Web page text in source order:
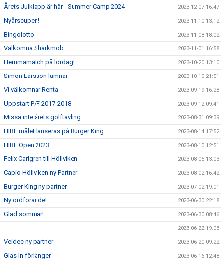
Årets Julklapp är här - Summer Camp 2024 2023-12-07 16:47
Nyårscupen! 2023-11-10 13:12
Bingolotto 2023-11-08 18:02
Välkomna Sharkmob 2023-11-01 16:58
Hemmamatch på lördag! 2023-10-20 13:10
Simon Larsson lämnar 2023-10-10 21:51
Vi välkomnar Renta 2023-09-19 16:28
Uppstart P/F 2017-2018 2023-09-12 09:41
Missa inte årets golftävling 2023-08-31 09:39
HIBF målet lanseras på Burger King 2023-08-14 17:52
HIBF Open 2023 2023-08-10 12:51
Felix Carlgren till Höllviken 2023-08-05 13:03
Capio Höllviken ny Partner 2023-08-02 16:42
Burger King ny partner 2023-07-02 19:01
Ny ordförande! 2023-06-30 22:18
Glad sommar! 2023-06-30 08:46
2023-06-22 19:03
Veidec ny partner 2023-06-20 09:22
Glas In förlänger 2023-06-16 12:48